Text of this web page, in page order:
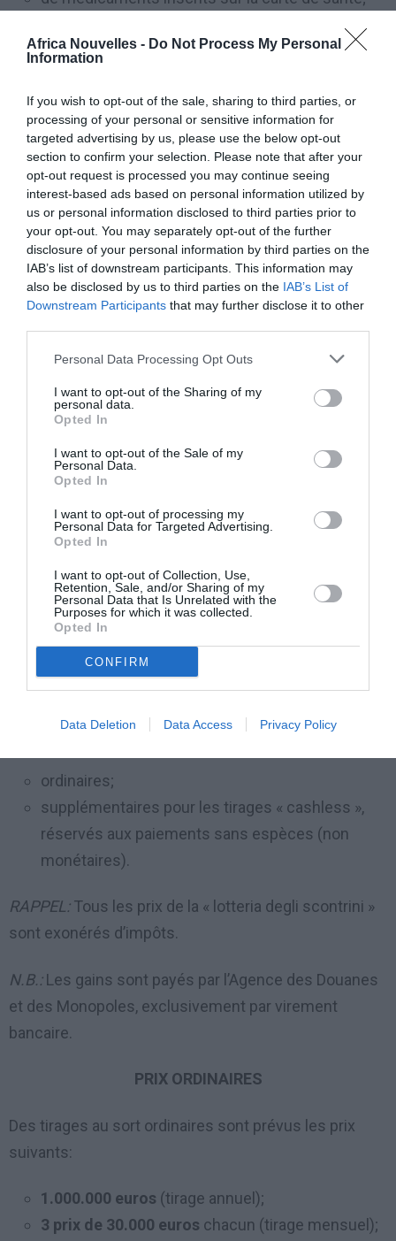
Africa Nouvelles - Do Not Process My Personal
Information
If you wish to opt-out of the sale, sharing to third parties, or
processing of your personal or sensitive information for
targeted advertising by us, please use the below opt-out
section to confirm your selection. Please note that after your
opt-out request is processed you may continue seeing
interest-based ads based on personal information utilized by
us or personal information disclosed to third parties prior to
your opt-out. You may separately opt-out of the further
disclosure of your personal information by third parties on the
IAB’s list of downstream participants. This information may
also be disclosed by us to third parties on the IAB’s List of
Downstream Participants that may further disclose it to other
Personal Data Processing Opt Outs
I want to opt-out of the Sharing of my
personal data.
Opted In
I want to opt-out of the Sale of my
Personal Data.
Opted In
I want to opt-out of processing my
Personal Data for Targeted Advertising.
Opted In
I want to opt-out of Collection, Use,
Retention, Sale, and/or Sharing of my
Personal Data that Is Unrelated with the
Purposes for which it was collected.
Opted In
CONFIRM
Data Deletion Data Access Privacy Policy
documentés par des factures électroniques;
fiscales.
TIRAGES AU SORT
Calendrier
Le premier tirage au sort démarre en janvier 2021, et
le calendrier sera publié sur le site de l’Agence des
Douanes et des Monopoles et sur le Portail de la
Cadences
Les tirages au sort auront les cadences suivantes:
hebdomadaire (tous les jeudis);
mensuelle (tous les 2èmes jeudis du mois);
annuelle.
avec le même reçu, à un tirage hebdomadaire,
mensuel et annuel.
PRIX A GAGNER
ordinaires;
supplémentaires pour les tirages « cashless »,
réservés aux paiements sans espèces (non
monétaires).
RAPPEL:Tous les prix de la « lotteria degli scontrini »
sont exonérés d’impôts.
N.B.:Les gains sont payés par l’Agence des Douanes
et des Monopoles, exclusivement par virement
bancaire.
PRIX ORDINAIRES
Des tirages au sort ordinaires sont prévus les prix
suivants:
1.000.000 euros (tirage annuel);
3 prix de 30.000 euros chacun (tirage mensuel);